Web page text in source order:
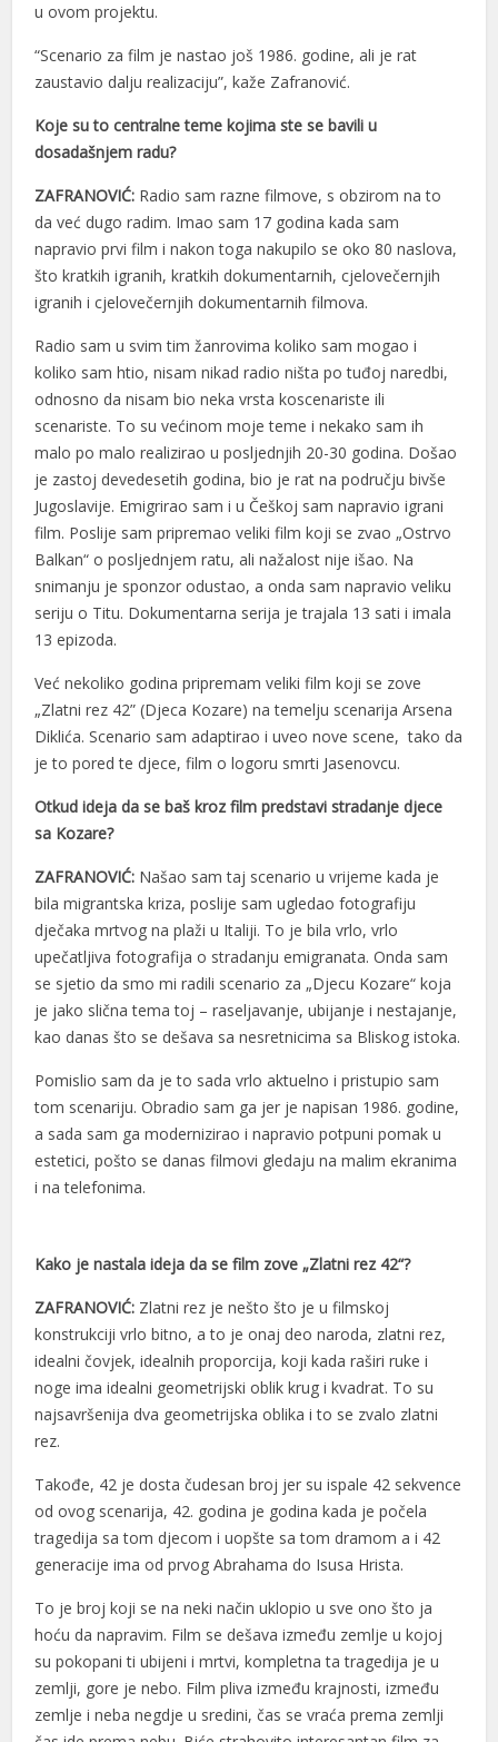
u ovom projektu.
“Scenario za film je nastao još 1986. godine, ali je rat
zaustavio dalju realizaciju”, kaže Zafranović.
Koje su to centralne teme kojima ste se bavili u
dosadašnjem radu?
ZAFRANOVIĆ: Radio sam razne filmove, s obzirom na to
da već dugo radim. Imao sam 17 godina kada sam
napravio prvi film i nakon toga nakupilo se oko 80 naslova,
što kratkih igranih, kratkih dokumentarnih, cjelovečernjih
igranih i cjelovečernjih dokumentarnih filmova.
Radio sam u svim tim žanrovima koliko sam mogao i
koliko sam htio, nisam nikad radio ništa po tuđoj naredbi,
odnosno da nisam bio neka vrsta koscenariste ili
scenariste. To su većinom moje teme i nekako sam ih
malo po malo realizirao u posljednjih 20-30 godina. Došao
je zastoj devedesetih godina, bio je rat na području bivše
Jugoslavije. Emigrirao sam i u Češkoj sam napravio igrani
film. Poslije sam pripremao veliki film koji se zvao „Ostrvo
Balkan“ o posljednjem ratu, ali nažalost nije išao. Na
snimanju je sponzor odustao, a onda sam napravio veliku
seriju o Titu. Dokumentarna serija je trajala 13 sati i imala
13 epizoda.
Već nekoliko godina pripremam veliki film koji se zove
„Zlatni rez 42” (Djeca Kozare) na temelju scenarija Arsena
Diklića. Scenario sam adaptirao i uveo nove scene, tako da
je to pored te djece, film o logoru smrti Jasenovcu.
Otkud ideja da se baš kroz film predstavi stradanje djece
sa Kozare?
ZAFRANOVIĆ: Našao sam taj scenario u vrijeme kada je
bila migrantska kriza, poslije sam ugledao fotografiju
dječaka mrtvog na plaži u Italiji. To je bila vrlo, vrlo
upečatljiva fotografija o stradanju emigranata. Onda sam
se sjetio da smo mi radili scenario za „Djecu Kozare“ koja
je jako slična tema toj – raseljavanje, ubijanje i nestajanje,
kao danas što se dešava sa nesretnicima sa Bliskog istoka.
Pomislio sam da je to sada vrlo aktuelno i pristupio sam
tom scenariju. Obradio sam ga jer je napisan 1986. godine,
a sada sam ga modernizirao i napravio potpuni pomak u
estetici, pošto se danas filmovi gledaju na malim ekranima
i na telefonima.
Kako je nastala ideja da se film zove „Zlatni rez 42“?
ZAFRANOVIĆ: Zlatni rez je nešto što je u filmskoj
konstrukciji vrlo bitno, a to je onaj deo naroda, zlatni rez,
idealni čovjek, idealnih proporcija, koji kada raširi ruke i
noge ima idealni geometrijski oblik krug i kvadrat. To su
najsavršenija dva geometrijska oblika i to se zvalo zlatni
rez.
Takođe, 42 je dosta čudesan broj jer su ispale 42 sekvence
od ovog scenarija, 42. godina je godina kada je počela
tragedija sa tom djecom i uopšte sa tom dramom a i 42
generacije ima od prvog Abrahama do Isusa Hrista.
To je broj koji se na neki način uklopio u sve ono što ja
hoću da napravim. Film se dešava između zemlje u kojoj
su pokopani ti ubijeni i mrtvi, kompletna ta tragedija je u
zemlji, gore je nebo. Film pliva između krajnosti, između
zemlje i neba negdje u sredini, čas se vraća prema zemlji